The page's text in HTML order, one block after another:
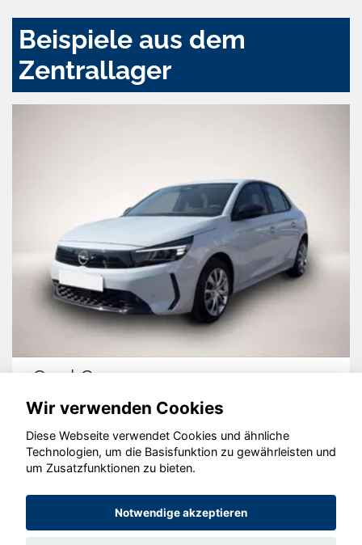
Beispiele aus dem
Zentrallager
Opel Corsa
© konjunkturmotor.de GmbH 2020 - 2026
Wir verwenden Cookies
Diese Webseite verwendet Cookies und ähnliche
Technologien, um die Basisfunktion zu gewährleisten und
um Zusatzfunktionen zu bieten.
Notwendige akzeptieren